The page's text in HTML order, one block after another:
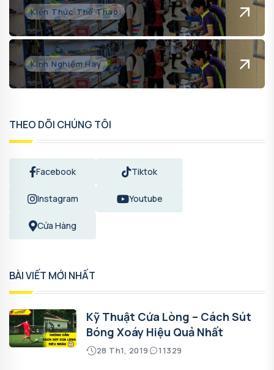
Kiến Thức Thể Thao
Kinh Nghiệm Hay
THEO DÕI CHÚNG TÔI
Facebook Tiktok
Instagram Youtube
Cửa Hàng
BÀI VIẾT MỚI NHẤT
Kỹ Thuật Cứa Lòng – Cách Sút
Bóng Xoáy Hiệu Quả Nhất
28 Th1, 2019 11329